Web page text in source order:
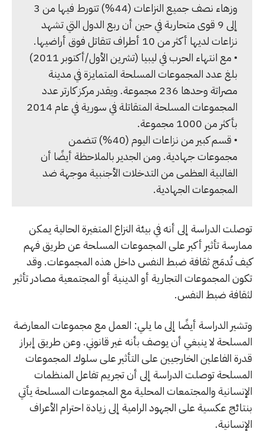
وزهاء نصف جميع النزاعات (44%) تتورط فيها من 3
إلى 9 قوى متحاربة في حين أن ربع الدول التي تشهد
نزاعات لديها أكثر من 10 أطراف تتقاتل فوق أراضيها.
• مع انتهاء الحرب في ليبيا (تشرين الأول/أكتوبر 2011)
بلغ عدد المجموعات المسلحة المتمايزة في مدينة
مصراتة وحدها 236 مجموعة. ويقدر مركز كارتر عدد
المجموعات المسلحة المتقاتلة في سورية في عام 2014
بأكثر من 1000 مجموعة.
• قسم كبير من نزاعات اليوم (40%) تتضمن
مجموعات جهادية. ومن الجدير بالملاحظة أيضًا أن
الغالبية العظمى من التدخلات الأجنبية موجهة ضد
المجموعات الجهادية.
توصلت الدراسة إلى أنه في بيئة النزاع المتغيرة الحالية يمكن
ممارسة تأثير أكبر على المجموعات المسلحة عن طريق فهم
كيف تُدمَج ثقافة ضبط النفس داخل هذه المجموعات. وقد
تكون المجموعات التجارية أو الدينية أو المجتمعية مصادر تأثير
لثقافة ضبط النفس.
وتشير الدراسة أيضًا إلى ما يلي: العمل مع مجموعات المعارضة
المسلحة لا ينبغي أن يوصف بأنه غير قانوني. وعن طريق إبراز
قدرة الفاعلين الخارجيين على التأثير على سلوك المجموعات
المسلحة توصلت الدراسة إلى أن تجريم تفاعل المنظمات
الإنسانية والمجتمعات المحلية مع المجموعات المسلحة يأتي
بنتائج عكسية على الجهود الرامية إلى زيادة احترام الأعراف
الإنسانية.